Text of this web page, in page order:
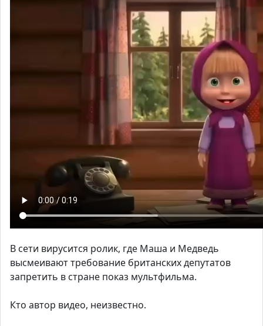
В сети вирусится ролик, где Маша и Медведь
высмеивают требование британских депутатов
запретить в стране показ мультфильма.
Кто автор видео, неизвестно.